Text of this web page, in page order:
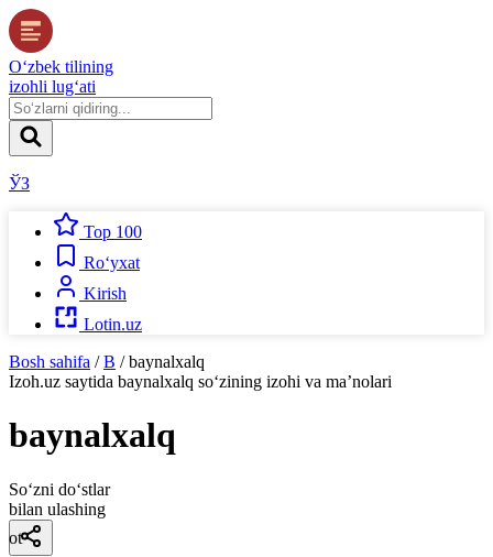
O‘zbek tilining
izohli lug‘ati
ЎЗ
Top 100
Ro‘yxat
Kirish
Lotin.uz
Bosh sahifa / B / baynalxalq
Izoh.uz saytida baynalxalq so‘zining izohi va ma’nolari
baynalxalq
So‘zni do‘stlar
bilan ulashing
ot